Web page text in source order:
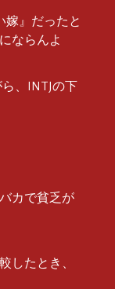
嫁』だったと
ならんよ
、INTJの下
カで貧乏が
したとき、